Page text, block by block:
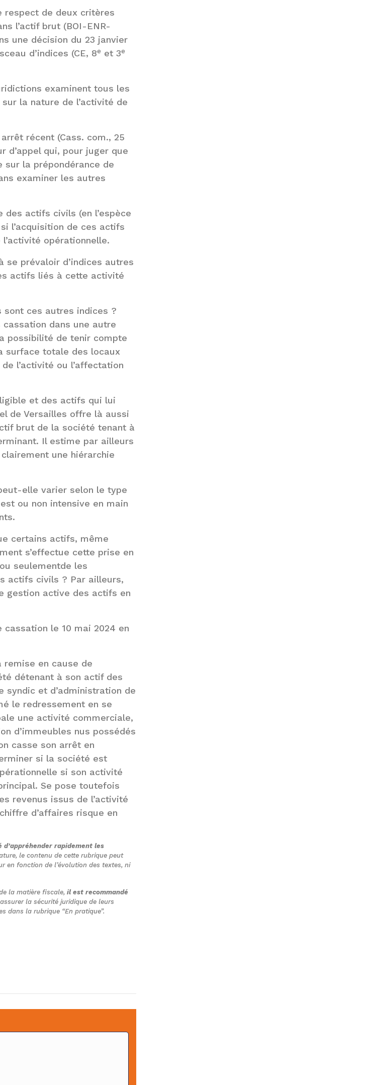
respect de deux critères
l’actif brut (BOI-ENR-
une décision du 23 janvier
d’indices (CE, 8e et 3e
examinent tous les
la nature de l’activité de
récent (Cass. com., 25
d’appel qui, pour juger que
sur la prépondérance de
examiner les autres
des actifs civils (en l’espèce
l’acquisition de ces actifs
opérationnelle.
prévaloir d’indices autres
actifs liés à cette activité
sont ces autres indices ?
cassation dans une autre
possibilité de tenir compte
surface totale des locaux
l’activité ou l’affectation
et des actifs qui lui
de Versailles offre là aussi
brut de la société tenant à
Il estime par ailleurs
une hiérarchie
elle varier selon le type
ou non intensive en main
certains actifs, même
s’effectue cette prise en
seulementde les
actifs civils ? Par ailleurs,
gestion active des actifs en
le 10 mai 2024 en
remise en cause de
détenant à son actif des
et d’administration de
le redressement en se
une activité commerciale,
d’immeubles nus possédés
casse son arrêt en
si la société est
si son activité
Se pose toutefois
revenus issus de l’activité
d’affaires risque en
rapidement les
le contenu de cette rubrique peut
en fonction de l’évolution des textes, ni
la matière fiscale, il est recommandé
la sécurité juridique de leurs
dans la rubrique “En pratique”.